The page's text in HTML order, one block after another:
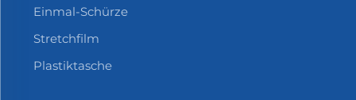
Einmal-Schürze
Stretchfilm
Plastiktasche